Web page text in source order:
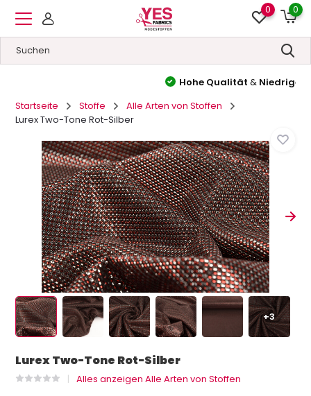
0 0
&Niedrige Preise
Startseite
Stoffe
Alle Arten von Stoffen
Lurex Two-Tone Rot-Silber
+3
Lurex Two-Tone Rot-Silber
Alles anzeigen Alle Arten von Stoffen